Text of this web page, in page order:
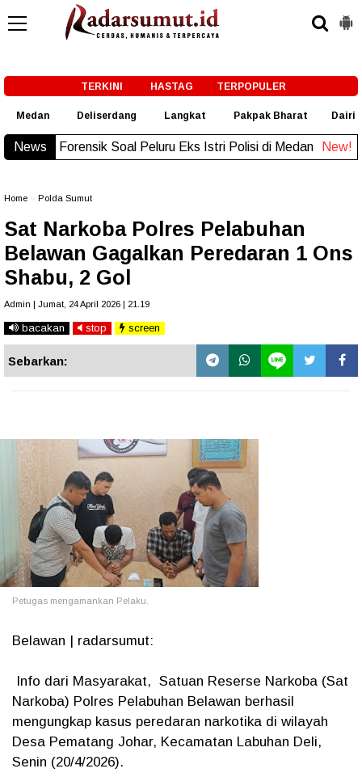
TERKINI HASTAG TERPOPULER
Medan Deliserdang Langkat Pakpak Bharat Dairi
News
Dokter Forensik Soal Peluru Eks Istri Polisi di Medan New!
Home Polda Sumut
Sat Narkoba Polres Pelabuhan
Belawan Gagalkan Peredaran 1 Ons
Shabu, 2 Gol
Admin | Jumat, 24 April 2026 | 21.19
bacakan stop screen
Sebarkan:
Petugas mengamankan Pelaku.
Belawan | radarsumut:
Info dari Masyarakat, Satuan Reserse Narkoba (Sat
Narkoba) Polres Pelabuhan Belawan berhasil
mengungkap kasus peredaran narkotika di wilayah
Desa Pematang Johar, Kecamatan Labuhan Deli,
Senin (20/4/2026).